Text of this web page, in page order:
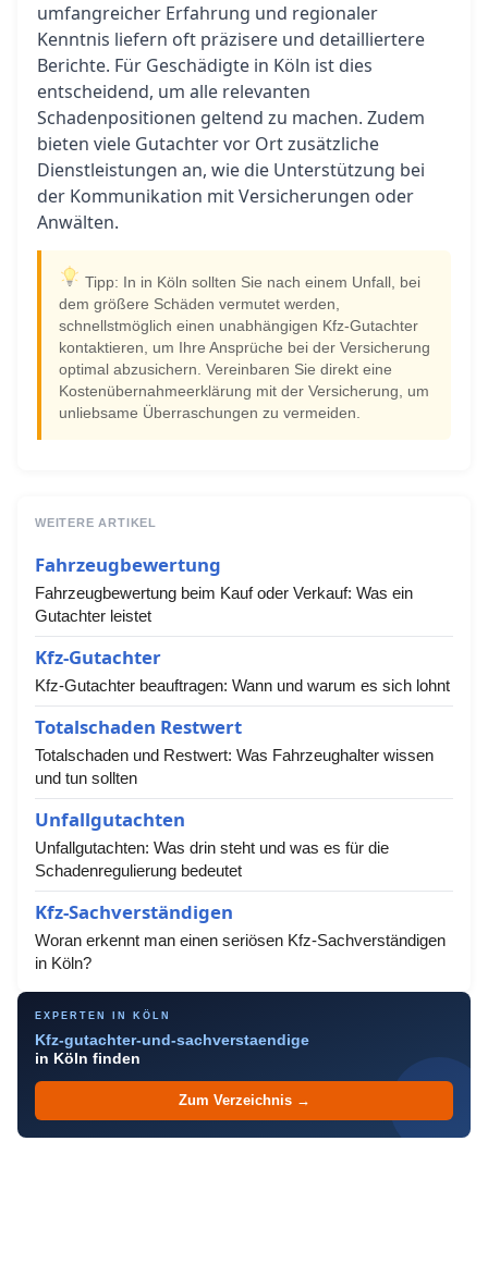
umfangreicher Erfahrung und regionaler
Kenntnis liefern oft präzisere und detailliertere
Berichte. Für Geschädigte in Köln ist dies
entscheidend, um alle relevanten
Schadenpositionen geltend zu machen. Zudem
bieten viele Gutachter vor Ort zusätzliche
Dienstleistungen an, wie die Unterstützung bei
der Kommunikation mit Versicherungen oder
Anwälten.
Tipp: In in Köln sollten Sie nach einem Unfall, bei
dem größere Schäden vermutet werden,
schnellstmöglich einen unabhängigen Kfz-Gutachter
kontaktieren, um Ihre Ansprüche bei der Versicherung
optimal abzusichern. Vereinbaren Sie direkt eine
Kostenübernahmeerklärung mit der Versicherung, um
unliebsame Überraschungen zu vermeiden.
WEITERE ARTIKEL
Fahrzeugbewertung
Fahrzeugbewertung beim Kauf oder Verkauf: Was ein
Gutachter leistet
Kfz-Gutachter
Kfz-Gutachter beauftragen: Wann und warum es sich lohnt
Totalschaden Restwert
Totalschaden und Restwert: Was Fahrzeughalter wissen
und tun sollten
Unfallgutachten
Unfallgutachten: Was drin steht und was es für die
Schadenregulierung bedeutet
Kfz-Sachverständigen
Woran erkennt man einen seriösen Kfz-Sachverständigen
in Köln?
EXPERTEN IN KÖLN
Kfz-gutachter-und-sachverstaendige
in Köln finden
Zum Verzeichnis →